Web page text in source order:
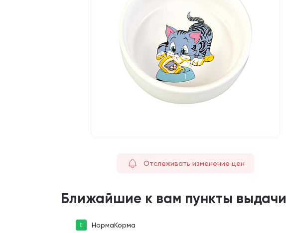
Отслеживать изменение цен
Ближайшие к вам пункты выдачи
НормаКорма